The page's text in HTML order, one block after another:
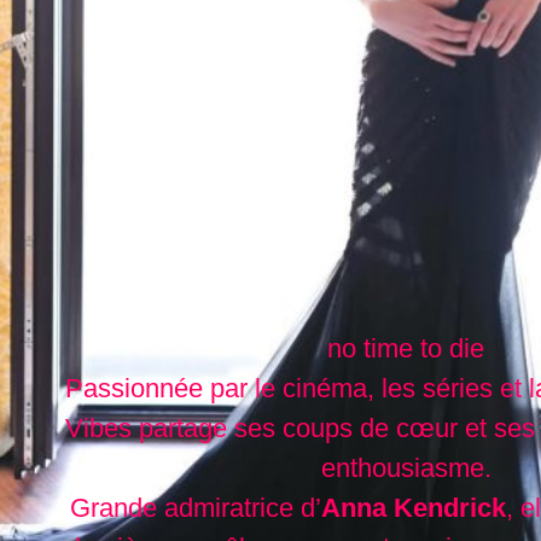
no time to die
Passionnée par le cinéma, les séries et
Vibes partage ses coups de cœur et
enthousiasme.
Grande admiratrice d’Anna Kendrick,